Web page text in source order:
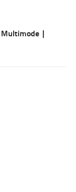
Multimode |